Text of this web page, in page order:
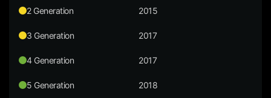
2 Generation 2015
3 Generation 2017
4 Generation 2017
5 Generation 2018